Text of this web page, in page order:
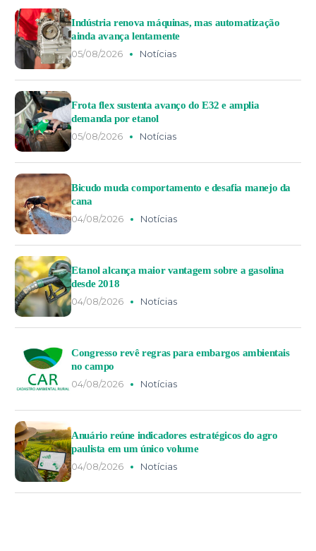
Indústria renova máquinas, mas automatização
ainda avança lentamente
05/08/2026
Notícias
Frota flex sustenta avanço do E32 e amplia
demanda por etanol
05/08/2026
Notícias
Bicudo muda comportamento e desafia manejo da
cana
04/08/2026
Notícias
Etanol alcança maior vantagem sobre a gasolina
desde 2018
04/08/2026
Notícias
Congresso revê regras para embargos ambientais
no campo
04/08/2026
Notícias
Anuário reúne indicadores estratégicos do agro
paulista em um único volume
04/08/2026
Notícias